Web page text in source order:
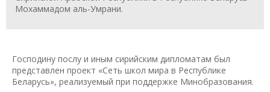
Мохаммадом аль-Умрани.
Господину послу и иным сирийским дипломатам был
представлен проект «Сеть школ мира в Республике
Беларусь», реализуемый при поддержке Минобразования.